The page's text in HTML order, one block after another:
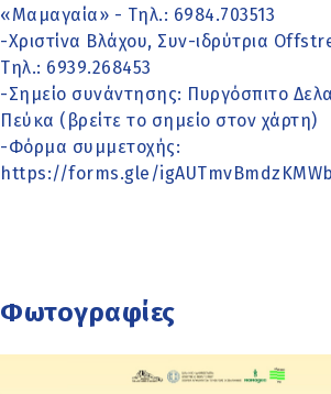
«Μαμαγαία» - Τηλ.: 6984.703513
-Χριστίνα Βλάχου, Συν-ιδρύτρια
Τηλ.: 6939.268453
-Σημείο συνάντησης: Πυργόσπιτο
Πεύκα (βρείτε το σημείο στον χάρτη)
-Φόρμα συμμετοχής:
https://forms.gle/
Φωτογραφίες